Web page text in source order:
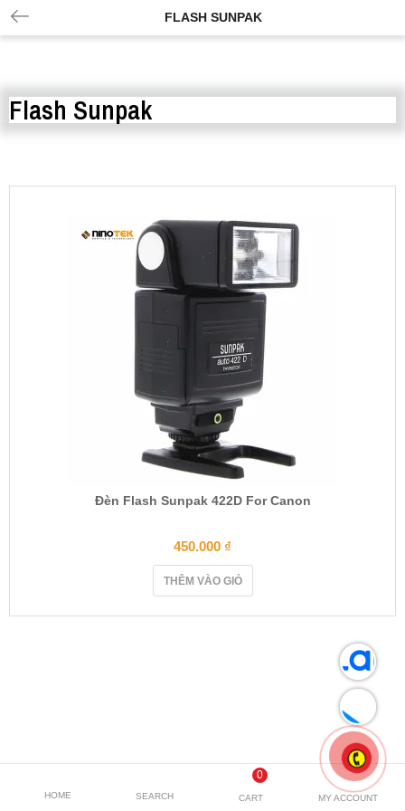
FLASH SUNPAK
Flash Sunpak
Đèn Flash Sunpak 422D For Canon
450.000 ₫
THÊM VÀO GIỎ
HOME SEARCH
0
CART MY ACCOUNT